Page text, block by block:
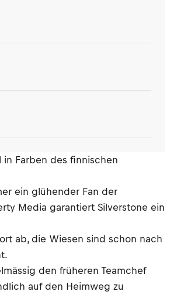
in Farben des finnischen
ein glühender Fan der
Media garantiert Silverstone ein
ab, die Wiesen sind schon nach
den früheren Teamchef
auf den Heimweg zu